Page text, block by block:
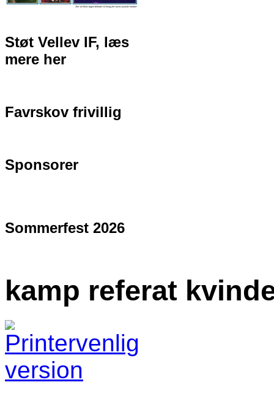
Støt Vellev IF, læs
mere her
Favrskov frivillig
Sponsorer
Sommerfest 2026
kamp referat